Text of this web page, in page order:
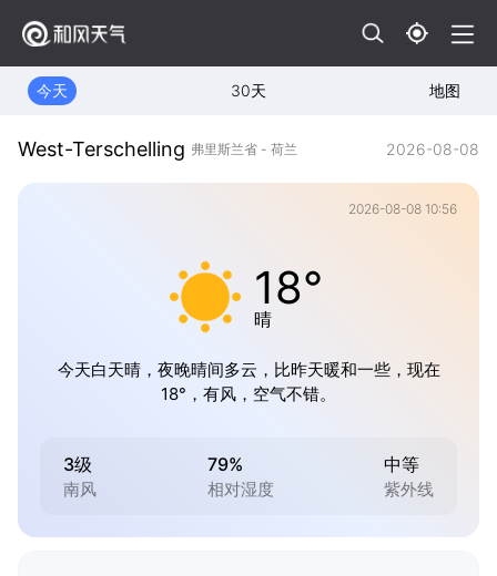
今天 30天 地图
West-Terschelling 弗里斯兰省 - 荷兰 2026-08-08
2026-08-08 10:56
18°
晴
今天白天晴，夜晚晴间多云，比昨天暖和一些，现在
18°，有风，空气不错。
3级
南风
79%
相对湿度
中等
紫外线